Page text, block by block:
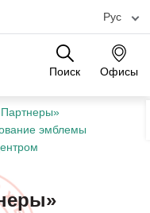
Рус
Поиск Офисы
эмблемы